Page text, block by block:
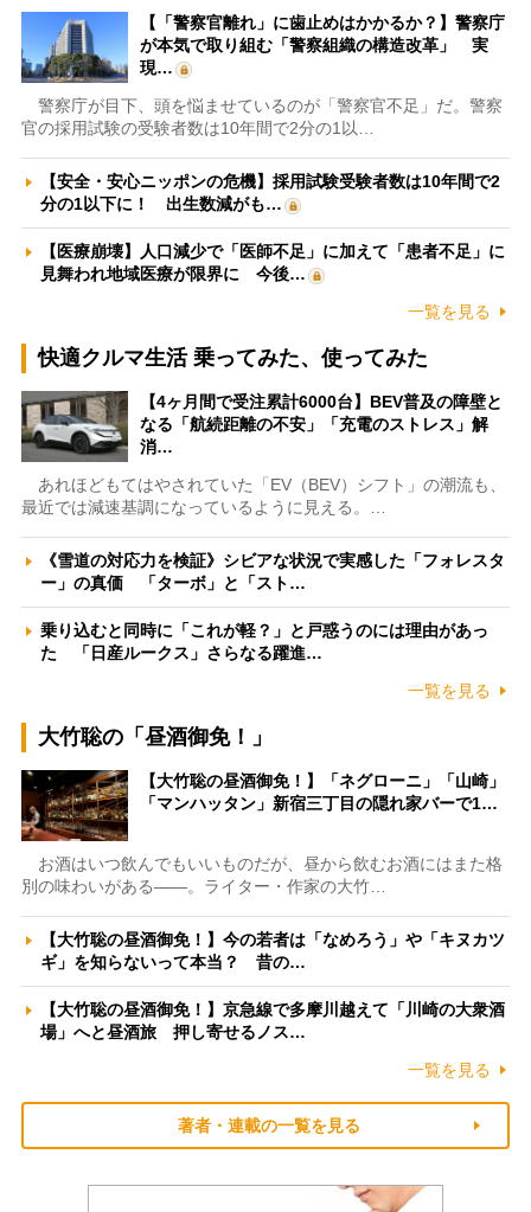
【「警察官離れ」に歯止めはかかるか？】警察庁
が本気で取り組む「警察組織の構造改革」 実
現…
警察庁が目下、頭を悩ませているのが「警察官不足」だ。警察
官の採用試験の受験者数は10年間で2分の1以…
【安全・安心ニッポンの危機】採用試験受験者数は10年間で2
分の1以下に！ 出生数減がも…
【医療崩壊】人口減少で「医師不足」に加えて「患者不足」に
見舞われ地域医療が限界に 今後…
一覧を見る
快適クルマ生活 乗ってみた、使ってみた
【4ヶ月間で受注累計6000台】BEV普及の障壁と
なる「航続距離の不安」「充電のストレス」解
消…
あれほどもてはやされていた「EV（BEV）シフト」の潮流も、
最近では減速基調になっているように見える。…
《雪道の対応力を検証》シビアな状況で実感した「フォレスタ
ー」の真価 「ターボ」と「スト…
乗り込むと同時に「これが軽？」と戸惑うのには理由があっ
た 「日産ルークス」さらなる躍進…
一覧を見る
大竹聡の「昼酒御免！」
【大竹聡の昼酒御免！】「ネグローニ」「山崎」
「マンハッタン」新宿三丁目の隠れ家バーで1…
お酒はいつ飲んでもいいものだが、昼から飲むお酒にはまた格
別の味わいがある――。ライター・作家の大竹…
【大竹聡の昼酒御免！】今の若者は「なめろう」や「キヌカツ
ギ」を知らないって本当？ 昔の…
【大竹聡の昼酒御免！】京急線で多摩川越えて「川崎の大衆酒
場」へと昼酒旅 押し寄せるノス…
一覧を見る
著者・連載の一覧を見る